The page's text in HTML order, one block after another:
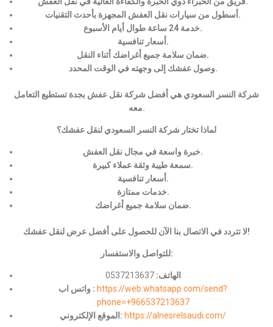
أسطول من سيارات نقل العفش المجهزة بأحدث التقنيات.
خدمة 24 ساعة طوال أيام الأسبوع.
أسعار تنافسية.
ضمان سلامة جميع أغراضك أثناء النقل.
وصول عفشك إلى وجهته في الوقت المحدد.
شركة النسر السعودي هي أفضل شركة نقل عفش بجدة تستطيع التعامل
معه.
لماذا تختار شركة النسر السعودي لنقل عفشك؟
خبرة واسعة في مجال نقل العفش.
سمعة طيبة وثقة عملاء كبيرة.
أسعار تنافسية.
خدمات ممتازة.
ضمان سلامة جميع أغراضك.
لا تتردد في الاتصال بنا الآن للحصول على أفضل عرض لنقل عفشك!
للتواصل والاستفسار:
الهاتف: 0537213637
واتس اب : https://web.whatsapp.com/send?
phone=+966537213637
الموقع الإلكتروني: https://alnesrelsaudi.com/